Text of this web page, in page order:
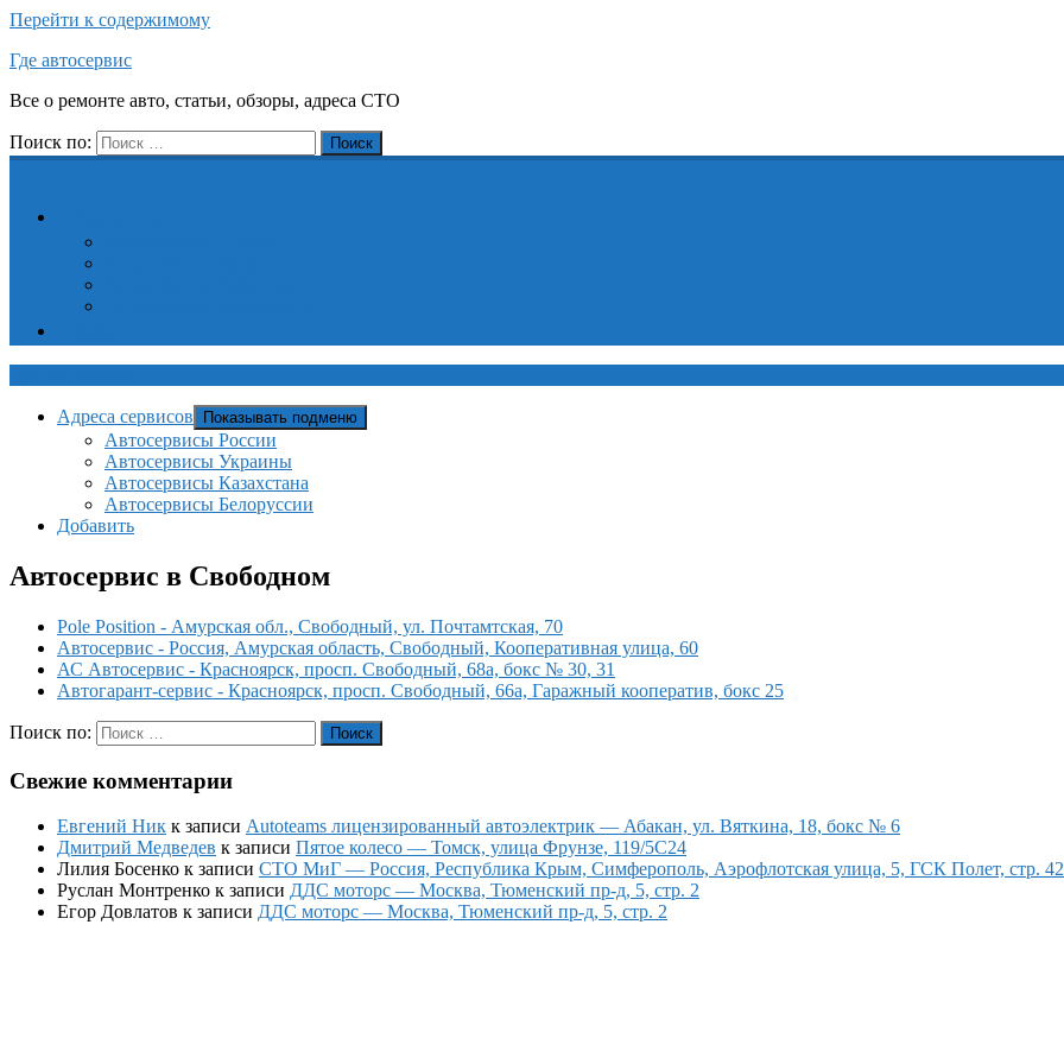
Перейти к содержимому
Где автосервис
Все о ремонте авто, статьи, обзоры, адреса СТО
Поиск по: Поиск
Адреса сервисов Показывать подменю
Автосервисы России
Автосервисы Украины
Автосервисы Казахстана
Автосервисы Белоруссии
Добавить
Автосервис в Свободном
Pole Position - Амурская обл., Свободный, ул. Почтамтская, 70
Автосервис - Россия, Амурская область, Свободный, Кооперативная улица, 60
АС Автосервис - Красноярск, просп. Свободный, 68а, бокс № 30, 31
Автогарант-сервис - Красноярск, просп. Свободный, 66а, Гаражный кооператив, бокс 25
Поиск по: Поиск
Свежие комментарии
Евгений Ник к записи Autoteams лицензированный автоэлектрик — Абакан, ул. Вяткина, 18, бокс № 6
Дмитрий Медведев к записи Пятое колесо — Томск, улица Фрунзе, 119/5С24
Лилия Босенко к записи СТО МиГ — Россия, Республика Крым, Симферополь, Аэрофлотская улица, 5, ГСК Полет, стр.
Руслан Монтренко к записи ДДС моторс — Москва, Тюменский пр-д, 5, стр. 2
Егор Довлатов к записи ДДС моторс — Москва, Тюменский пр-д, 5, стр. 2